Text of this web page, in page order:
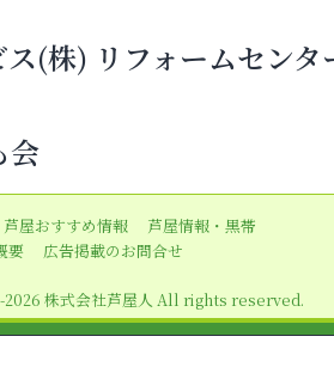
(株) リフォームセンタ
会
芦屋おすすめ情報
芦屋情報・黒帯
要 広告掲載のお問合せ
株式会社芦屋人 All rights reserved.